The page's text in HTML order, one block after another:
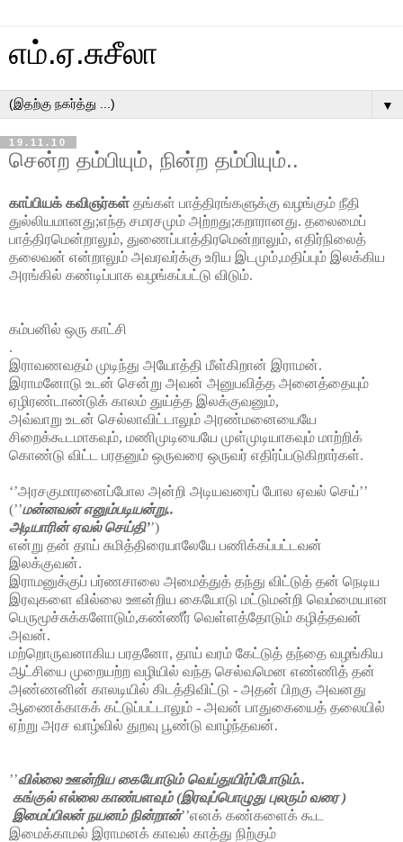
எம்.ஏ.சுசீலா
▼
19.11.10
சென்ற தம்பியும், நின்ற தம்பியும்..
காப்பியக் கவிஞர்கள் தங்கள் பாத்திரங்களுக்கு வழங்கும் நீதி
துல்லியமானது;எந்த சமரசமும் அற்றது;கறாரானது. தலைமைப்
பாத்திரமென்றாலும், துணைப்பாத்திரமென்றாலும், எதிர்நிலைத்
தலைவன் என்றாலும் அவரவர்க்கு உரிய இடமும்,மதிப்பும் இலக்கிய
அரங்கில் கண்டிப்பாக வழங்கப்பட்டு விடும்.
கம்பனில் ஒரு காட்சி
.
இராவணவதம் முடிந்து அயோத்தி மீள்கிறான் இராமன்.
இராமனோடு உடன் சென்று அவன் அனுபவித்த அனைத்தையும்
ஏழிரண்டாண்டுக் காலம் துய்த்த இலக்குவனும்,
அவ்வாறு உடன் செல்லாவிட்டாலும் அரண்மனையையே
சிறைக்கூடமாகவும், மணிமுடியையே முள்முடியாகவும் மாற்றிக்
கொண்டு விட்ட பரதனும் ஒருவரை ஒருவர் எதிர்ப்படுகிறார்கள்.
‘’அரசகுமாரனைப்போல அன்றி அடியவரைப் போல ஏவல் செய்’’
(’’மன்னவன் எனும்படியன்று..
அடியாரின் ஏவல் செய்தி’’)
என்று தன் தாய் சுமித்திரையாலேயே பணிக்கப்பட்டவன்
இலக்குவன்.
இராமனுக்குப் பர்ணசாலை அமைத்துத் தந்து விட்டுத் தன் நெடிய
இரவுகளை வில்லை ஊன்றிய கையோடு மட்டுமன்றி வெம்மையான
பெருமூச்சுக்களோடும்,கண்ணீர் வெள்ளத்தோடும் கழித்தவன்
அவன்.
மற்றொருவனாகிய பரதனோ, தாய் வரம் கேட்டுத் தந்தை வழங்கிய
ஆட்சியை முறையற்ற வழியில் வந்த செல்வமென எண்ணித் தன்
அண்ணனின் காலடியில் கிடத்திவிட்டு - அதன் பிறகு அவனது
ஆணைக்காகக் கட்டுப்பட்டாலும் - அவன் பாதுகையைத் தலையில்
ஏற்று அரச வாழ்வில் துறவு பூண்டு வாழ்ந்தவன்.
’’வில்லை ஊன்றிய கையோடும் வெய்துயிர்ப்போடும்..
கங்குல் எல்லை காண்பளவும் (இரவுப்பொழுது புலரும் வரை )
இமைப்பிலன் நயனம் நின்றான்’’எனக் கண்களைக் கூட
இமைக்காமல் இராமனக் காவல் காத்து நிற்கும்